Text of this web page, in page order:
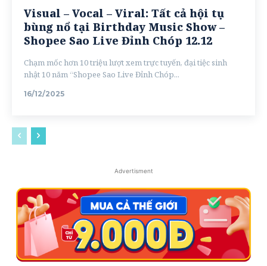
Visual – Vocal – Viral: Tất cả hội tụ
bùng nổ tại Birthday Music Show –
Shopee Sao Live Đỉnh Chóp 12.12
Chạm mốc hơn 10 triệu lượt xem trực tuyến, đại tiệc sinh
nhật 10 năm “Shopee Sao Live Đỉnh Chóp...
16/12/2025
Advertisment